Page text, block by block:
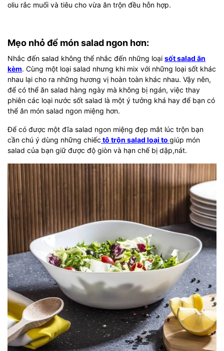
oliu rắc muối và tiêu cho vừa ăn trộn đều hỗn hợp.
Mẹo nhỏ để món salad ngon hơn:
Nhắc đến salad không thể nhắc đến những loại sốt salad ăn
kèm. Cùng một loại salad nhưng khi mix với những loại sốt khác
nhau lại cho ra những hương vị hoàn toàn khác nhau. Vậy nên,
để có thể ăn salad hàng ngày mà không bị ngán, việc thay
phiên các loại nước sốt salad là một ý tưởng khá hay để bạn có
thể ăn món salad ngon miệng hơn.
Để có được một đĩa salad ngon miệng đẹp mắt lúc trộn bạn
cần chú ý dùng những chiếc tô trộn salad loại to giúp món
salad của bạn giữ được độ giòn và hạn chế bị dập,nát.